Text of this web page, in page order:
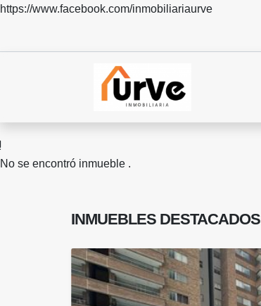
https://www.facebook.com/inmobiliariaurve
No se encontró inmueble .
INMUEBLES DESTACADOS